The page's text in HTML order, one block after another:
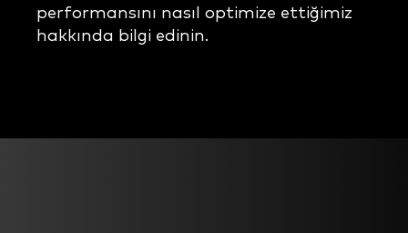
performansını nasıl optimize ettiğimiz
hakkında bilgi edinin.